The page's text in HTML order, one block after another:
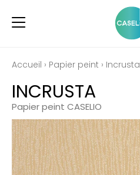
Accueil › Papier peint › Incrusta
INCRUSTA
Papier peint CASELIO